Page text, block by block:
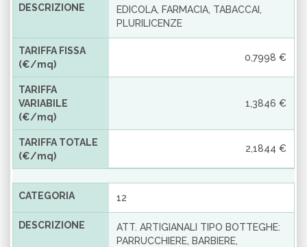
DESCRIZIONE
EDICOLA, FARMACIA, TABACCAI,
PLURILICENZE
TARIFFA FISSA
(€/mq)
0,7998 €
TARIFFA
VARIABILE
(€/mq)
1,3846 €
TARIFFA TOTALE
(€/mq)
2,1844 €
CATEGORIA 12
DESCRIZIONE
ATT. ARTIGIANALI TIPO BOTTEGHE:
PARRUCCHIERE, BARBIERE,